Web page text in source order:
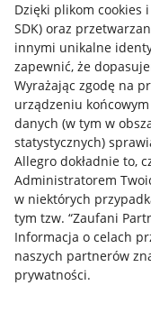
Dzięki plikom cookies
SDK) oraz
innymi unikalne
zapewnić, że
Wyrażając zgodę na
urządzeniu
danych (w tym w
statystycznych)
Allegro dokładnie to,
Administratorem
w niektórych
tym tzw. “Zaufani
Informacja o celach
naszych partnerów
prywatności.
Przydatne
Jak to działa